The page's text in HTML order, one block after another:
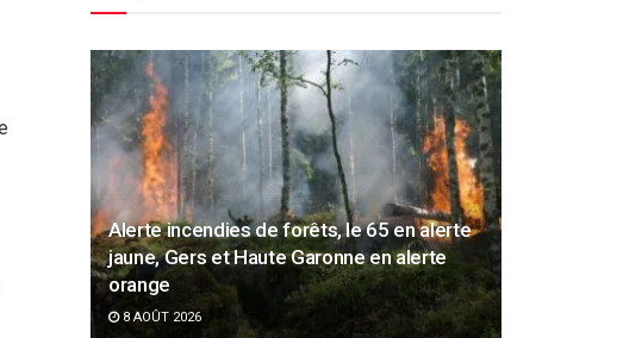
Alerte incendies de forêts, le 65 en alerte
jaune, Gers et Haute Garonne en alerte
orange
8 AOÛT 2026